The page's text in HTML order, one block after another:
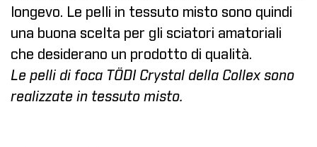
longevo. Le pelli in tessuto misto sono quindi
una buona scelta per gli sciatori amatoriali
che desiderano un prodotto di qualità.
Le pelli di foca TÖDI Crystal della Collex sono
realizzate in tessuto misto.